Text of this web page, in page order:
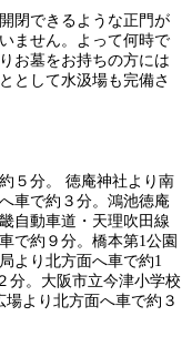
閉できるような正門が
ません。よって何時で
お墓をお持ちの方には
として水汲場も完備さ
５分。 徳庵神社より南
車で約３分。鴻池徳庵
自動車道・天理吹田線
で約９分。橋本第1公園
より北方面へ車で約1
分。大阪市立今津小学校
より北方面へ車で約３